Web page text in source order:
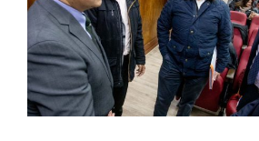
Programación
Podcast
Noticias